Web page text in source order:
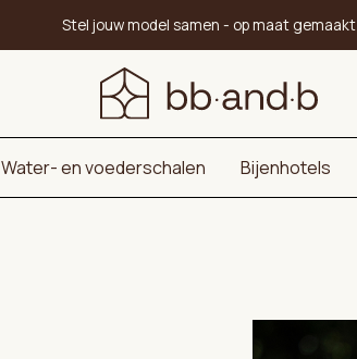
Stel jouw model samen - op maat gemaakt
Water- en voederschalen Bijenhotels